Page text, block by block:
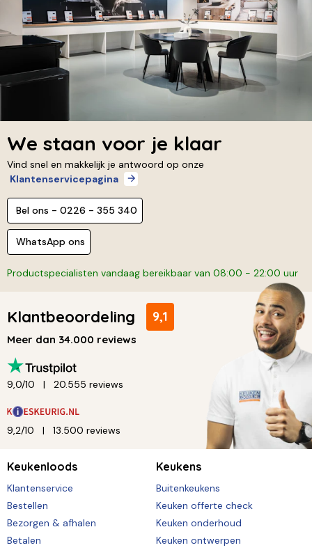
We staan voor je klaar
Vind snel en makkelijk je antwoord op onze
Klantenservicepagina
Bel ons - 0226 - 355 340
WhatsApp ons
Productspecialisten vandaag bereikbaar van 08:00 - 22:00 uur
Klantbeoordeling 9,1
Meer dan 34.000 reviews
9,0/10 20.555 reviews
9,2/10 13.500 reviews
Keukenloods
Klantenservice
Bestellen
Bezorgen & afhalen
Betalen
Keukens
Buitenkeukens
Keuken offerte check
Keuken onderhoud
Keuken ontwerpen